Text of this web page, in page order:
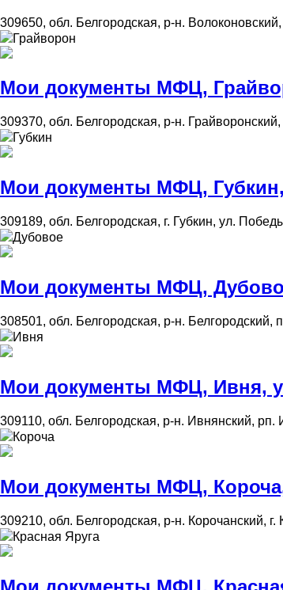
309650, обл. Белгородская, р-н.
Грайворон
Мои документы МФЦ,
309370, обл. Белгородская, р-н.
Губкин
Мои документы МФЦ,
309189, обл. Белгородская, г. Губкин, ул.
Дубовое
Мои документы МФЦ,
308501, обл. Белгородская, р-н. Белгородский,
Ивня
Мои документы МФЦ, Ивня,
309110, обл. Белгородская, р-н. Ивнянский, рп.
Короча
Мои документы МФЦ, Короча,
309210, обл. Белгородская, р-н. Корочанский,
Красная Яруга